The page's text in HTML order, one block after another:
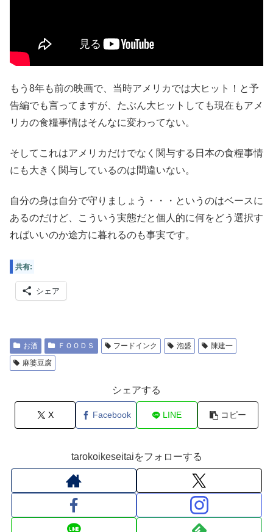
もう8年も前の映画で、当時アメリカでは大ヒット！と予
告編でも言ってますが、たぶん大ヒットしても現在もアメ
リカの食糧事情はそんなに変わってない。
そしてこれはアメリカだけでなく関与する日本の食糧事情
にも大きく関与しているのは間違いない。
自分の身は自分で守りましょう・・・というのはベースに
あるのだけど、こういう実態だと個人的に何をどう選択す
ればいいのか途方に暮れるのも事実です。
共有:
シェア
お酒 ＦＯＯＤＳ フードインク 泡盛
陳建一
麻婆豆腐
シェアする
X Facebook LINE コピー
tarokoikeseitaiをフォローする